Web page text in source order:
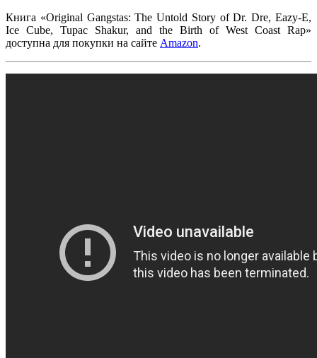
Книга «Original Gangstas: The Untold Story of Dr. Dre, Eazy-E,
Ice Cube, Tupac Shakur, and the Birth of West Coast Rap»
доступна для покупки на сайте Amazon.